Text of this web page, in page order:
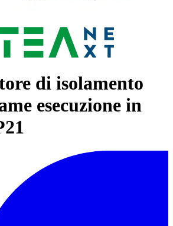
di isolamento
esecuzione in